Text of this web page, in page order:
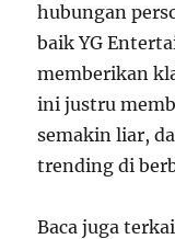
hubungan
baik YG
memberikan
ini justru
semakin liar,
trending di
Baca juga